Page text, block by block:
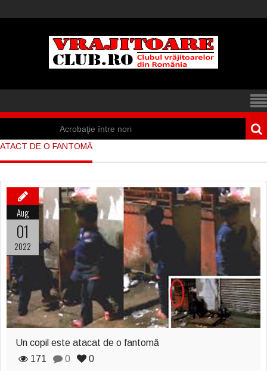
Acrobaţie între nori
Iisus a apărut într-
Marea vânătoare
de vrăjitoare din
Suedia
Vrăjitoare
zburătoare în Mexic
Magia în Thailanda
Madona lacrimilor
din Siracusa
(Silcilia)
ATACT DE O FANTOMĂ
Aug
01
2022
Un copil este atacat de o fantomă
171
0
0